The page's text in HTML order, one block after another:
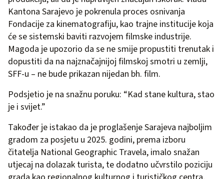
Kantona Sarajevo je pokrenula proces osnivanja
Fondacije za kinematografiju, kao trajne institucije koja
će se sistemski baviti razvojem filmske industrije.
Magoda je upozorio da se ne smije propustiti trenutak i
dopustiti da na najznačajnijoj filmskoj smotri u zemlji,
SFF-u – ne bude prikazan nijedan bh. film.
Podsjetio je na snažnu poruku: “Kad stane kultura, stao
je i svijet.”
Također je istakao da je proglašenje Sarajeva najboljim
gradom za posjetu u 2025. godini, prema izboru
čitatelja National Geographic Travela, imalo snažan
utjecaj na dolazak turista, te dodatno učvrstilo poziciju